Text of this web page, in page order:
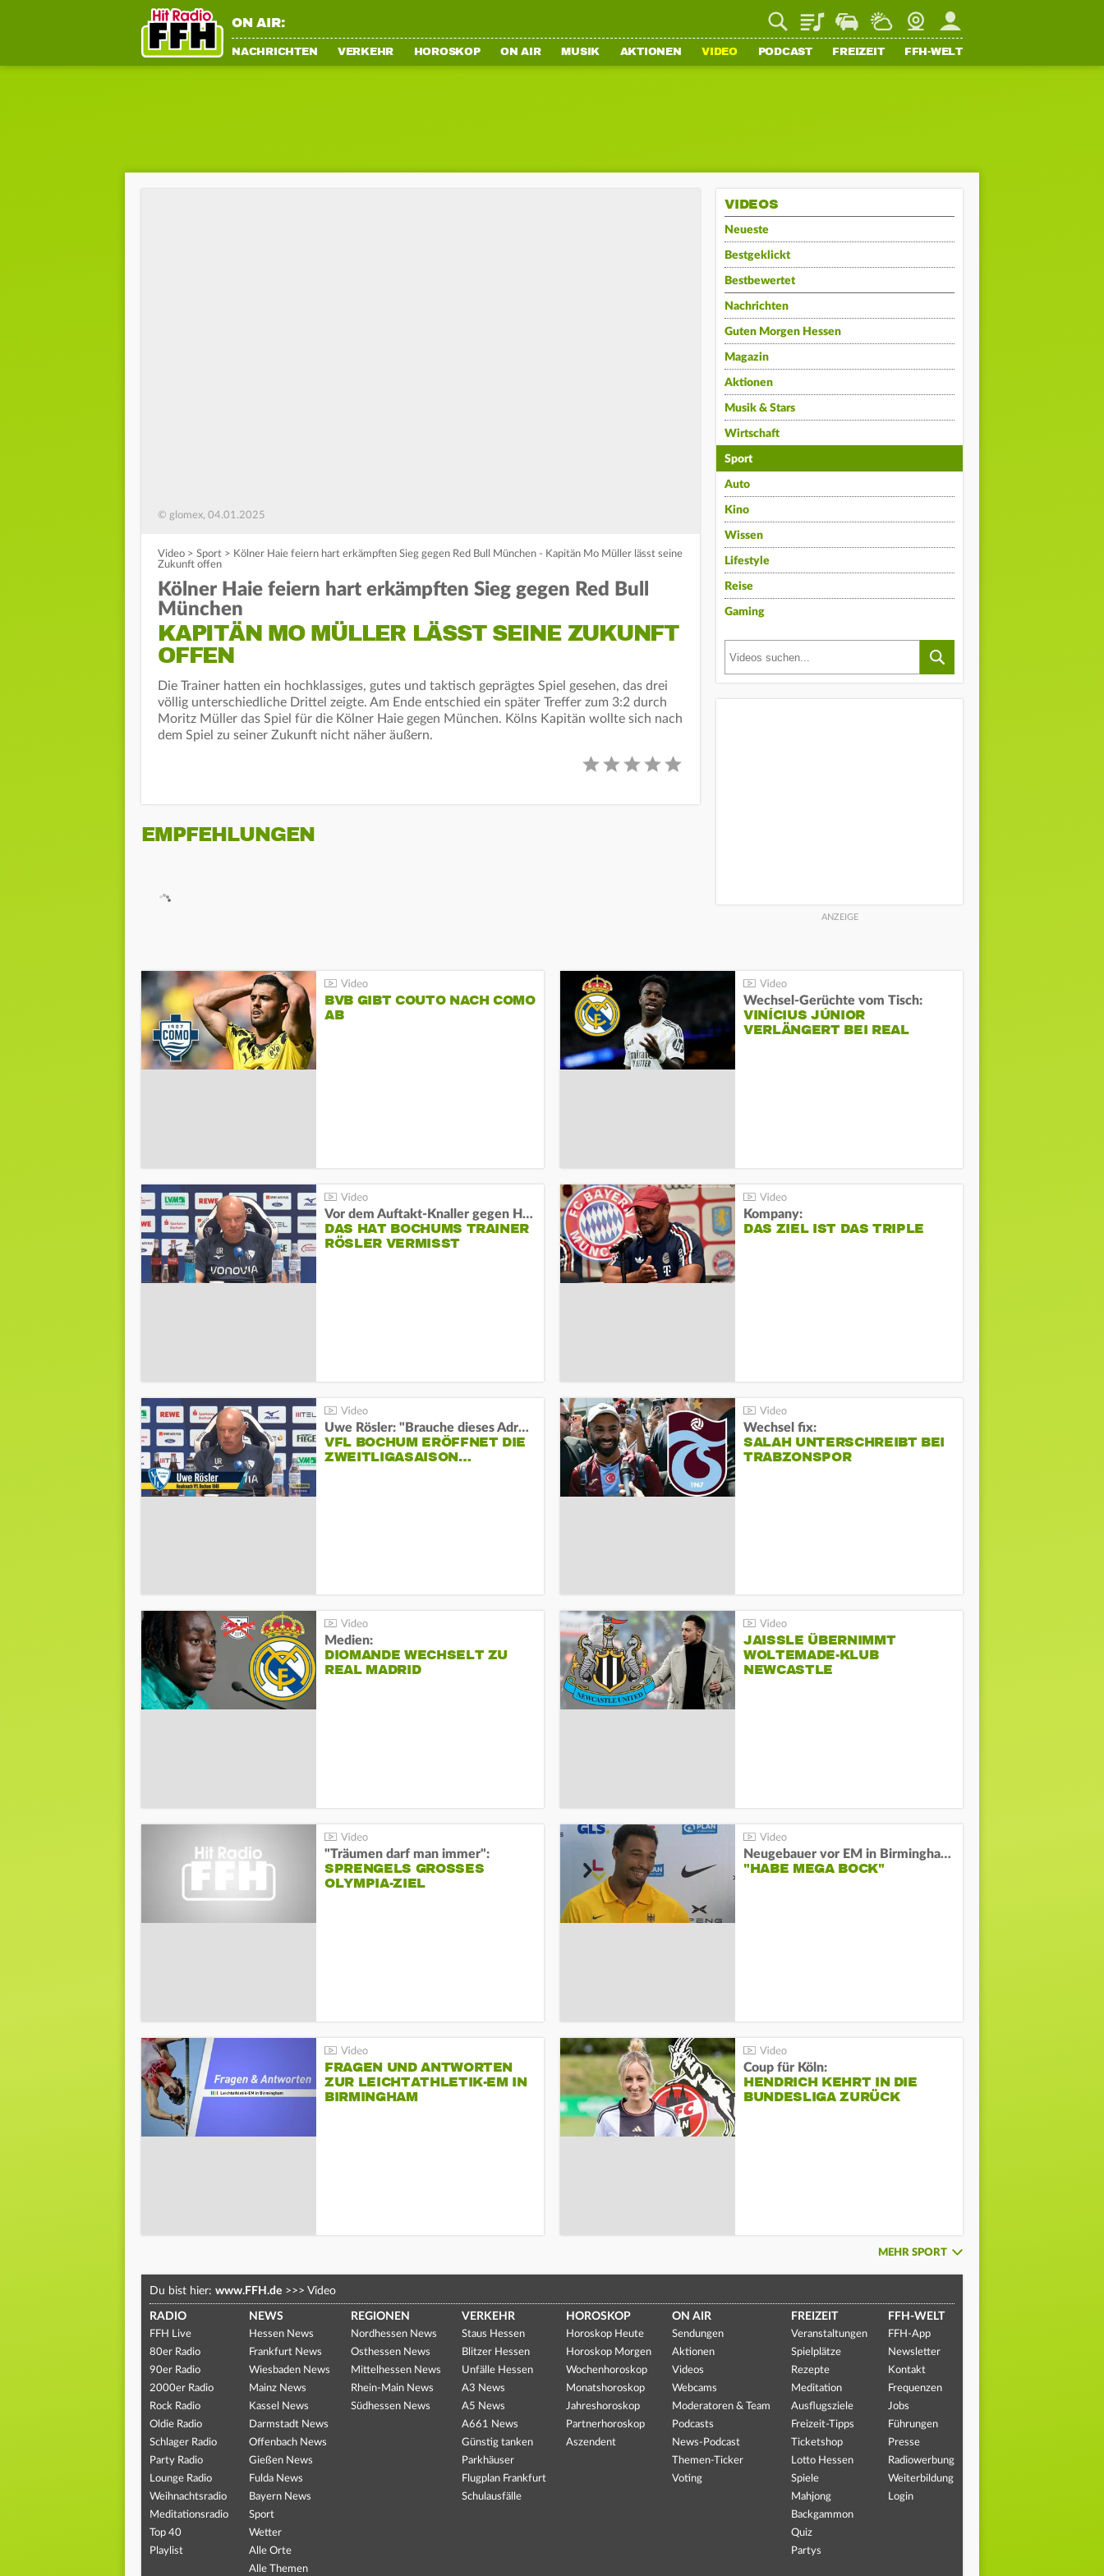
ON AIR: PlaylistStaupilotWetterWebcamMein FFH
NACHRICHTEN VERKEHR HOROSKOP ON AIR MUSIK AKTIONEN VIDEO PODCAST FREIZEIT FFH-WELT
© glomex, 04.01.2025
Video > Sport > Kölner Haie feiern hart erkämpften Sieg gegen Red Bull München - Kapitän Mo Müller lässt seine
Zukunft offen
Kölner Haie feiern hart erkämpften Sieg gegen Red Bull
München
KAPITÄN MO MÜLLER LÄSST SEINE ZUKUNFT
OFFEN
Die Trainer hatten ein hochklassiges, gutes und taktisch geprägtes Spiel gesehen, das drei
völlig unterschiedliche Drittel zeigte. Am Ende entschied ein später Treffer zum 3:2 durch
Moritz Müller das Spiel für die Kölner Haie gegen München. Kölns Kapitän wollte sich nach
dem Spiel zu seiner Zukunft nicht näher äußern.
EMPFEHLUNGEN
VIDEOS
Neueste
Bestgeklickt
Bestbewertet
Nachrichten
Guten Morgen Hessen
Magazin
Aktionen
Musik & Stars
Wirtschaft
Sport
Auto
Kino
Wissen
Lifestyle
Reise
Gaming
BVB GIBT COUTO NACH COMO
AB
Wechsel-Gerüchte vom Tisch:
VINÍCIUS JÚNIOR
VERLÄNGERT BEI REAL
Vor dem Auftakt-Knaller gegen Hertha:
DAS HAT BOCHUMS TRAINER
RÖSLER VERMISST
Kompany:
DAS ZIEL IST DAS TRIPLE
Uwe Rösler: "Brauche dieses Adrenalin"
VFL BOCHUM ERÖFFNET DIE
ZWEITLIGASAISON…
Wechsel fix:
SALAH UNTERSCHREIBT BEI
TRABZONSPOR
Medien:
DIOMANDE WECHSELT ZU
REAL MADRID
JAISSLE ÜBERNIMMT
WOLTEMADE-KLUB
NEWCASTLE
"Träumen darf man immer":
SPRENGELS GROSSES O
LYMPIA-ZIEL
Neugebauer vor EM in Birmingham:
"HABE MEGA BOCK"
FRAGEN UND ANTWORTEN
ZUR LEICHTATHLETIK-EM IN
BIRMINGHAM
Coup für Köln:
HENDRICH KEHRT IN DIE
BUNDESLIGA ZURÜCK
MEHR SPORT
Du bist hier: www.FFH.de >>> Video
RADIO
FFH Live
80er Radio
90er Radio
2000er Radio
Rock Radio
Oldie Radio
Schlager Radio
Party Radio
Lounge Radio
Weihnachtsradio
Meditationsradio
Top 40
Playlist
NEWS
Hessen News
Frankfurt News
Wiesbaden News
Mainz News
Kassel News
Darmstadt News
Offenbach News
Gießen News
Fulda News
Bayern News
Sport
Wetter
Alle Orte
Alle Themen
REGIONEN
Nordhessen News
Osthessen News
Mittelhessen News
Rhein-Main News
Südhessen News
VERKEHR
Staus Hessen
Blitzer Hessen
Unfälle Hessen
A3 News
A5 News
A661 News
Günstig tanken
Parkhäuser
Flugplan Frankfurt
Schulausfälle
HOROSKOP
Horoskop Heute
Horoskop Morgen
Wochenhoroskop
Monatshoroskop
Jahreshoroskop
Partnerhoroskop
Aszendent
ON AIR
Sendungen
Aktionen
Videos
Webcams
Moderatoren & Team
Podcasts
News-Podcast
Themen-Ticker
Voting
FREIZEIT
Veranstaltungen
Spielplätze
Rezepte
Meditation
Ausflugsziele
Freizeit-Tipps
Ticketshop
Lotto Hessen
Spiele
Mahjong
Backgammon
Quiz
Partys
FFH-WELT
FFH-App
Newsletter
Kontakt
Frequenzen
Jobs
Führungen
Presse
Radiowerbung
Weiterbildung
Login